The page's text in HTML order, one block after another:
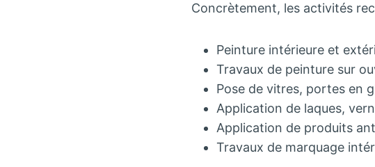
Concrètement, les activités
Peinture intérieure et
Travaux de peinture sur
Pose de vitres, portes en
Application de laques,
Application de produits
Travaux de marquage